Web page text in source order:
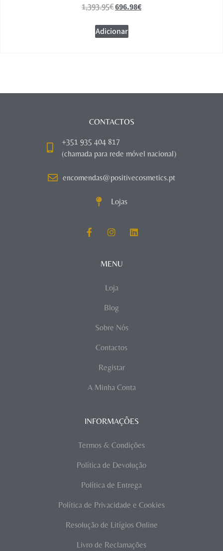
1,393.95€696.98€
Adicionar
CONTACTOS
+351 935 404 817
(chamada para rede móvel nacional)
encomendas@positivecosmetics.pt
Lojas
MENU
Loja
Blog
Sobre Nós
Contactos
Registar
A Minha Conta
INFORMAÇÕES
Termos & Condições
Política de Devolução
Política de Entrega
Política de Privacidade e Cookies
Resolução de Litígios Online
Livro de Reclamações